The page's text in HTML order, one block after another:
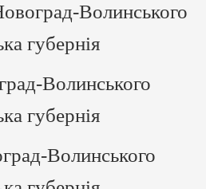
Волинського
губернія
Волинського
губернія
Волинського